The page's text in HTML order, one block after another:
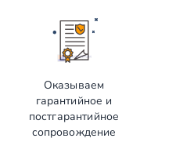
Оказываем
гарантийное и
постгарантийное
сопровождение